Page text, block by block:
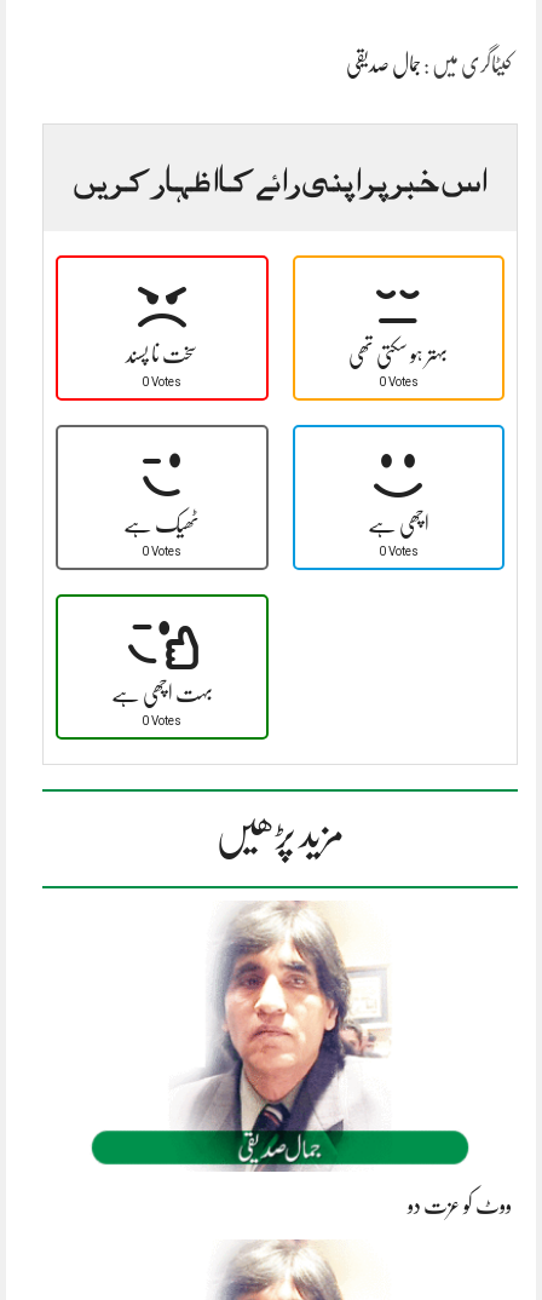
کیٹاگری میں : جمال صدیقی
اس خبر پر اپنی رائے کا اظہار کریں
سخت نا پسند
0 Votes
بہتر ہو سکتی تھی
0 Votes
ٹھیک ہے
0 Votes
اچھی ہے
0 Votes
بہت اچھی ہے
0 Votes
مزید پڑھیں
ووٹ کو عزت دو